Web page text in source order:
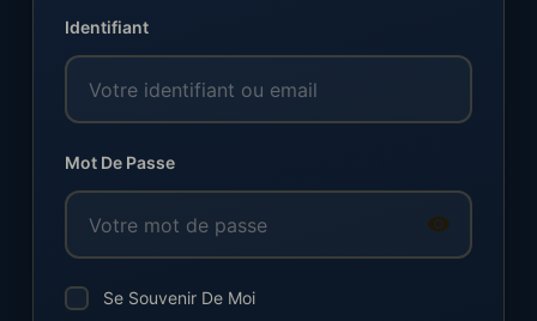
Identifiant
Mot De Passe
Se Souvenir De Moi